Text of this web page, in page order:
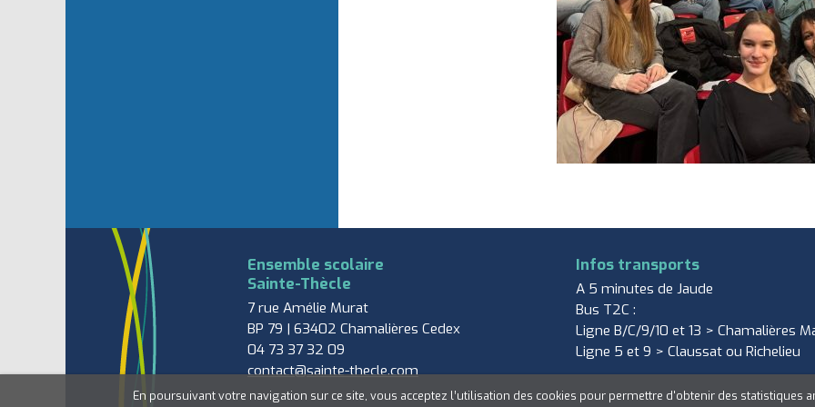
Ensemble scolaire
Sainte-Thècle
7 rue Amélie Murat
BP 79 | 63402 Chamalières Cedex
04 73 37 32 09
contact@sainte-thecle.com
Infos transports
A 5 minutes de Jaude
Bus T2C :
Ligne B/C/9/10 et 13 > Chamalières
Ligne 5 et 9 > Claussat ou Richelieu
En poursuivant votre navigation sur ce site, vous acceptez l’utilisation des cookies pour permettre d'obtenir des statistiques